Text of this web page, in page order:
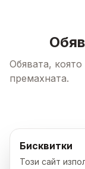
Обявата,
премахната.
Бисквитки
Този сайт